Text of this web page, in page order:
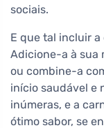
sociais.
E que tal incluir
Adicione-a à sua
ou combine-a
início saudável e
inúmeras, e a
ótimo sabor, se